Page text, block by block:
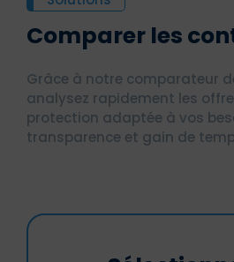
Comparer les
Grâce à notre comparateur
analysez rapidement les
protection adaptée à vos
transparence et gain de